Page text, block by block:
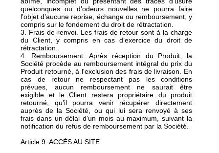
quelconques ou d’odeurs nouvelles ne pourra faire
l’objet d’aucune reprise, échange ou remboursement, y
compris sur le fondement du droit de rétractation.
3. Frais de renvoi. Les frais de retour sont à la charge
du Client, y compris en cas d’exercice du droit de
rétractation.
4. Remboursement. Après réception du Produit, la
Société procède au remboursement intégral du prix du
Produit retourné, à l'exclusion des frais de livraison. En
cas de retour ne respectant pas les conditions
prévues, aucun remboursement ne saurait être
exigible et le Client restera propriétaire du produit
retourné, qu’il pourra venir récupérer directement
auprès de la Société, ou qui lui sera renvoyé à ses
frais dans un délai d’un mois au maximum, suivant la
notification du refus de remboursement par la Société.
Article 9. ACCÈS AU SITE